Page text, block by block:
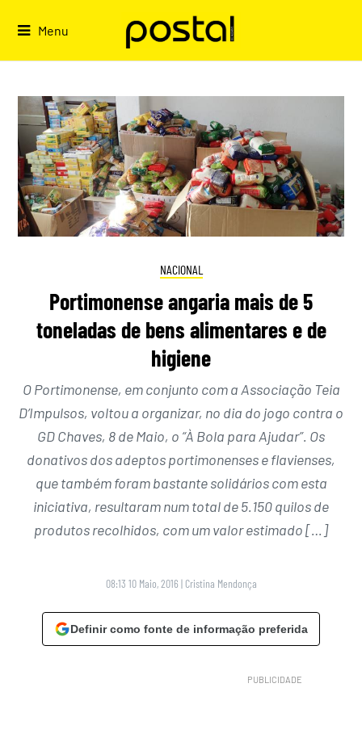
Menu
NACIONAL
Portimonense angaria mais de 5
toneladas de bens alimentares e de
higiene
O Portimonense, em conjunto com a Associação Teia
D’Impulsos, voltou a organizar, no dia do jogo contra o
GD Chaves, 8 de Maio, o “À Bola para Ajudar”. Os
donativos dos adeptos portimonenses e flavienses,
que também foram bastante solidários com esta
iniciativa, resultaram num total de 5.150 quilos de
produtos recolhidos, com um valor estimado […]
08:13 10 Maio, 2016 | Cristina Mendonça
Definir como fonte de informação preferida